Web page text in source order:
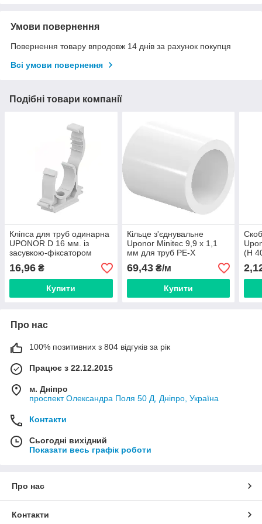
Умови повернення
Повернення товару впродовж 14 днів за рахунок покупця
Всі умови повернення
Подібні товари компанії
Кліпса для труб одинарна
UPONOR D 16 мм. із
засувкою-фіксатором
(Німеччина) 1135502
16,96 ₴
Купити
Кільце з'єднувальне
Uponor Minitec 9,9 x 1,1
мм для труб PE-X
(Німеччина) 1005263
69,43₴/м
Купити
(H
Про нас
100% позитивних з 804 відгуків за рік
Працює з 22.12.2015
м. Дніпро
проспект Олександра Поля 50 Д, Дніпро, Україна
Контакти
Сьогодні вихідний
Показати весь графік роботи
Про нас
Контакти